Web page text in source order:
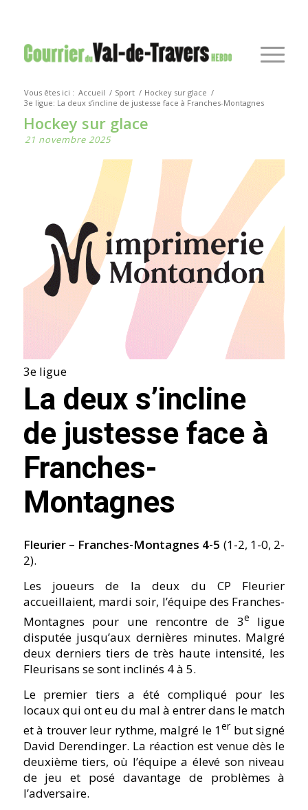
Vous êtes ici : Accueil / Sport / Hockey sur glace /
3e ligue: La deux s’incline de justesse face à Franches-Montagnes
Hockey sur glace
21 novembre 2025
3e ligue
La deux s’incline
de justesse face à
Franches-
Montagnes
Fleurier – Franches-Montagnes 4-5 (1-2, 1-0, 2-
2).
Les joueurs de la deux du CP Fleurier
accueillaient, mardi soir, l’équipe des Franches-
Montagnes pour une rencontre de 3e
ligue
disputée jusqu’aux dernières minutes. Malgré
deux derniers tiers de très haute intensité, les
Fleurisans se sont inclinés 4 à 5.
Le premier tiers a été compliqué pour les
locaux qui ont eu du mal à entrer dans le match
et à trouver leur rythme, malgré le 1erbut signé
David Derendinger. La réaction est venue dès le
deuxième tiers, où l’équipe a élevé son niveau
de jeu et posé davantage de problèmes à
l’adversaire.